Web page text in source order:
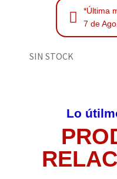
*Última
7 de
SIN STOCK
Lo